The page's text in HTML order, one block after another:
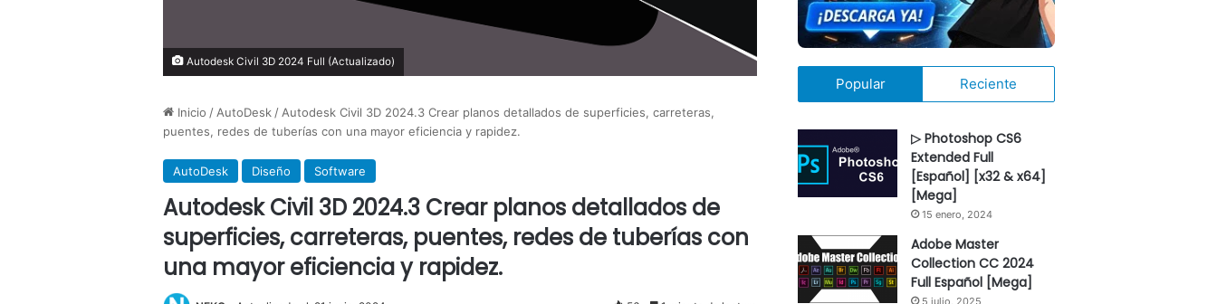
Autodesk Civil 3D 2024 Full (Actualizado)
Inicio / AutoDesk / Autodesk Civil 3D 2024.3 Crear planos detallados de superficies, carreteras,
puentes, redes de tuberías con una mayor eficiencia y rapidez.
AutoDesk Diseño Software
Autodesk Civil 3D 2024.3 Crear planos detallados de
superficies, carreteras, puentes, redes de tuberías con
una mayor eficiencia y rapidez.
Popular Reciente
▷ Photoshop CS6
Extended Full
[Español] [x32 & x64]
[Mega]
15 enero, 2024
Adobe Master
Collection CC 2024
Full Español [Mega]